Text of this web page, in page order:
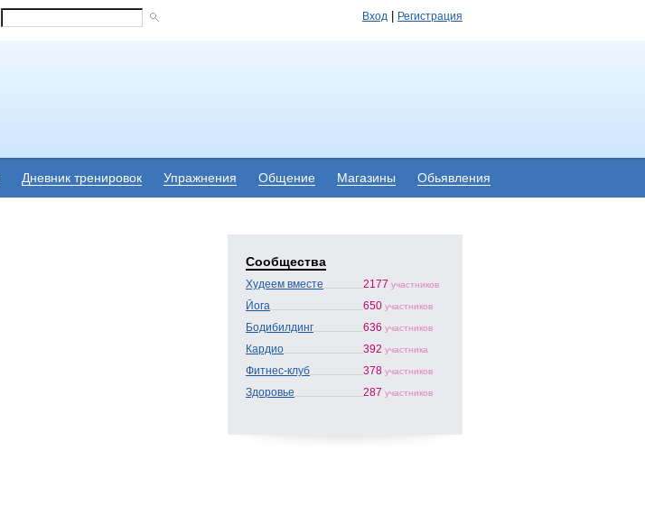
Вход Регистрация
Дневник тренировок Упражнения Общение Магазины Обьявления
Сообщества
Худеем вместе 2177 участников
Йога 650 участников
Бодибилдинг 636 участников
Кардио 392 участника
Фитнес-клуб 378 участников
Здоровье 287 участников